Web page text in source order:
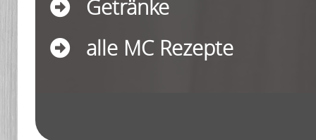
Getränke
alle MC Rezepte